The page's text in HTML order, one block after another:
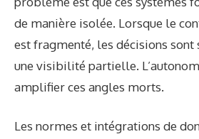
de manière isolée. Lorsque le
est fragmenté, les décisions sont
une visibilité partielle.
amplifier ces angles morts.
Les normes et intégrations de